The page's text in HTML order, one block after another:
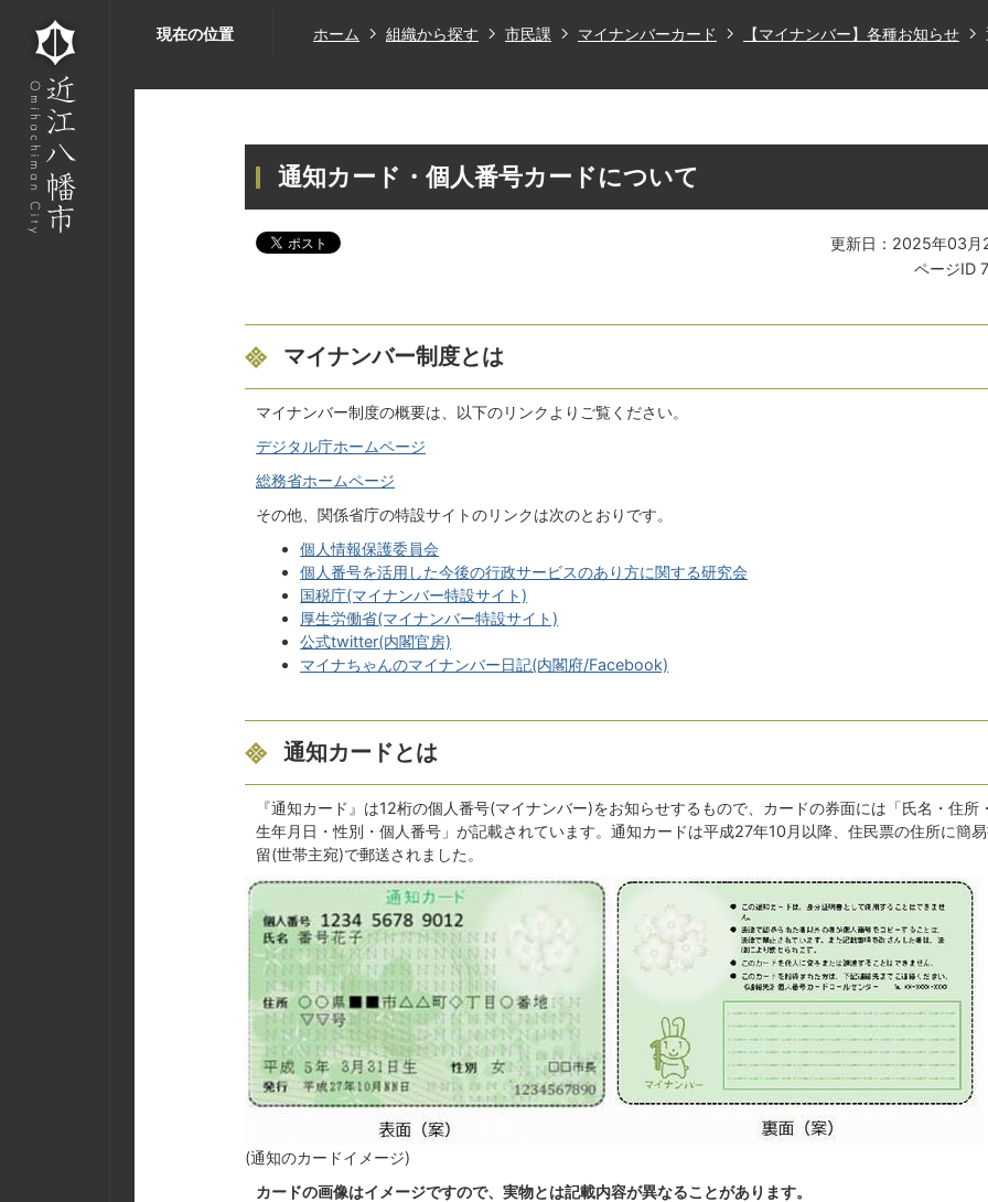
現在の位置 ホーム 組織から探す 市民課 マイナンバーカード 【マイナンバー】各種お知らせ
通知カード・個人番号カードについて
更新日：2025年03月
ページID
マイナンバー制度とは
マイナンバー制度の概要は、以下のリンクよりご覧ください。
デジタル庁ホームページ
総務省ホームページ
その他、関係省庁の特設サイトのリンクは次のとおりです。
個人情報保護委員会
個人番号を活用した今後の行政サービスのあり方に関する研究会
国税庁(マイナンバー特設サイト)
厚生労働省(マイナンバー特設サイト)
公式twitter(内閣官房)
マイナちゃんのマイナンバー日記(内閣府/Facebook)
通知カードとは
『通知カード』は12桁の個人番号(マイナンバー)をお知らせするもので、カードの券面には「氏名・住所
生年月日・性別・個人番号」が記載されています。通知カードは平成27年10月以降、住民票の住所に簡
留(世帯主宛)で郵送されました。
(通知のカードイメージ)
カードの画像はイメージですので、実物とは記載内容が異なることがあります。